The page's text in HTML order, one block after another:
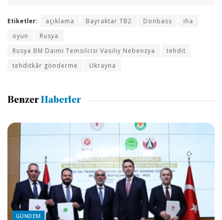
Etiketler: açıklama Bayraktar TB2 Donbass
iha
oyun
Rusya
Rusya BM Daimi Temsilcisi Vasiliy Nebenzya
tehdit
tehditkâr gönderme
Ukrayna
Benzer Haberler
GÜNDEM